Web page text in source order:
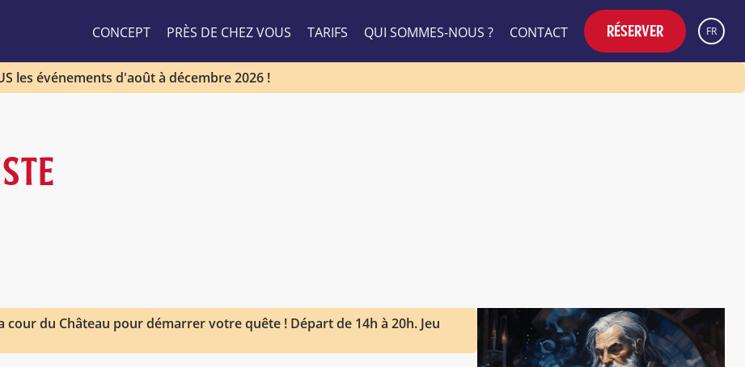
CONCEPT PRÈS DE CHEZ VOUS TARIFS QUI SOMMES-NOUS ? CONTACT RÉSERVER FR
les événements d'août à décembre 2026 !
cour du Château pour démarrer votre quête ! Départ de 14h à 20h. Jeu